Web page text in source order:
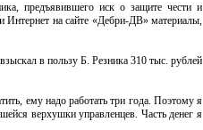
предъявившего иск о защите чести и
Интернет на сайте «Дебри-ДВ» материалы,
в пользу Б. Резника 310 тыс. рублей
ему надо работать три года. Поэтому я
верхушки управленцев. Часть денег я